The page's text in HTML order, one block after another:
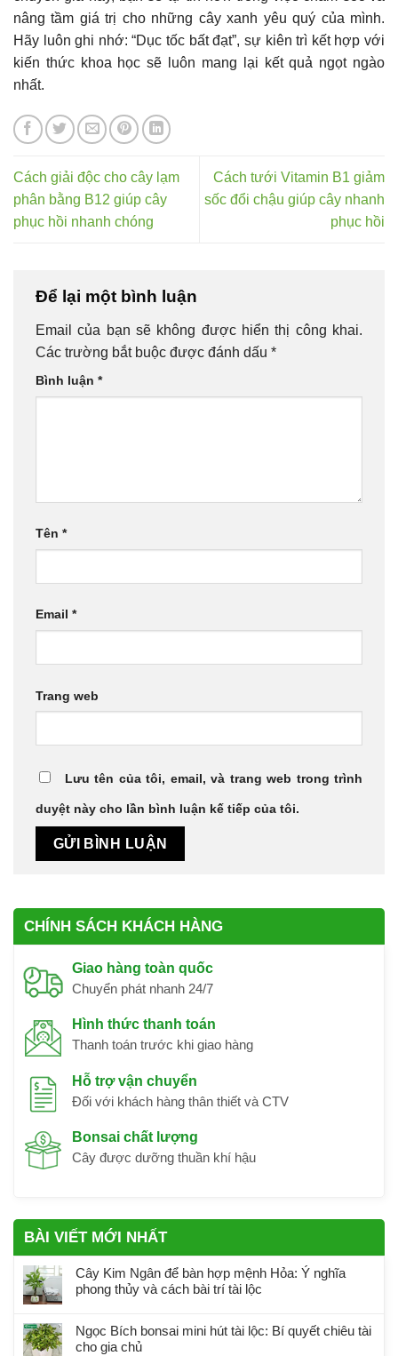
nâng tầm giá trị cho những cây xanh yêu quý của mình.
Hãy luôn ghi nhớ: “Dục tốc bất đạt”, sự kiên trì kết hợp với
kiến thức khoa học sẽ luôn mang lại kết quả ngọt ngào
nhất.
Cách giải độc cho cây lạm
phân bằng B12 giúp cây
phục hồi nhanh chóng
Cách tưới Vitamin B1 giảm
sốc đổi chậu giúp cây nhanh
phục hồi
Để lại một bình luận
Email của bạn sẽ không được hiển thị công khai.
Các trường bắt buộc được đánh dấu *
Bình luận *
Tên *
Email *
Trang web
Lưu tên của tôi, email, và trang web trong trình
duyệt này cho lần bình luận kế tiếp của tôi.
CHÍNH SÁCH KHÁCH HÀNG
Giao hàng toàn quốc
Chuyển phát nhanh 24/7
Hình thức thanh toán
Thanh toán trước khi giao hàng
Hỗ trợ vận chuyển
Đối với khách hàng thân thiết và CTV
Bonsai chất lượng
Cây được dưỡng thuần khí hậu
BÀI VIẾT MỚI NHẤT
Cây Kim Ngân để bàn hợp mệnh Hỏa: Ý nghĩa
phong thủy và cách bài trí tài lộc
Ngọc Bích bonsai mini hút tài lộc: Bí quyết chiêu tài
cho gia chủ